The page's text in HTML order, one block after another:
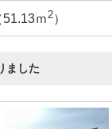
ｍ2）
ました